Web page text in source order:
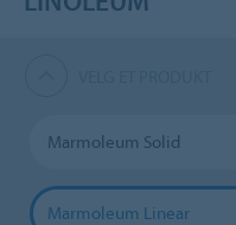
Marmoleum Solid
Marmoleum Linear